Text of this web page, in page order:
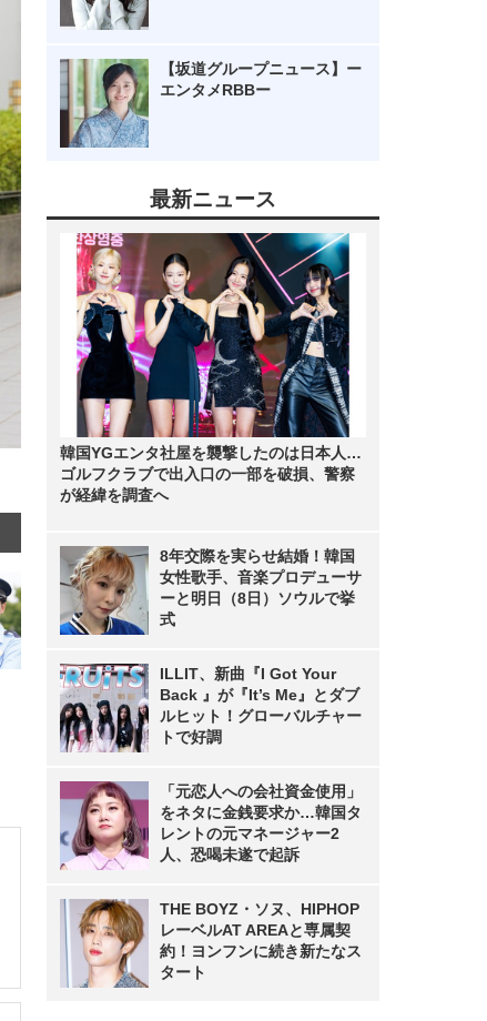
【坂道グループニュース】ー
エンタメRBBー
最新ニュース
韓国YGエンタ社屋を襲撃したのは日本人…
ゴルフクラブで出入口の一部を破損、警察
が経緯を調査へ
8年交際を実らせ結婚！韓国
女性歌手、音楽プロデューサ
ーと明日（8日）ソウルで挙
式
ILLIT、新曲『I Got Your
Back 』が『It’s Me』とダブ
ルヒット！グローバルチャー
トで好調
「元恋人への会社資金使用」
をネタに金銭要求か…韓国タ
レントの元マネージャー2
人、恐喝未遂で起訴
THE BOYZ・ソヌ、HIPHOP
レーベルAT AREAと専属契
約！ヨンフンに続き新たなス
タート